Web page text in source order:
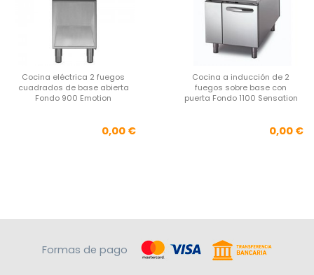
Cocina eléctrica 2 fuegos
cuadrados de base abierta
Fondo 900 Emotion
Precio
0,00 €
Cocina a inducción de 2
fuegos sobre base con
puerta Fondo 1100 Sensation
0,00 €
Formas de pago